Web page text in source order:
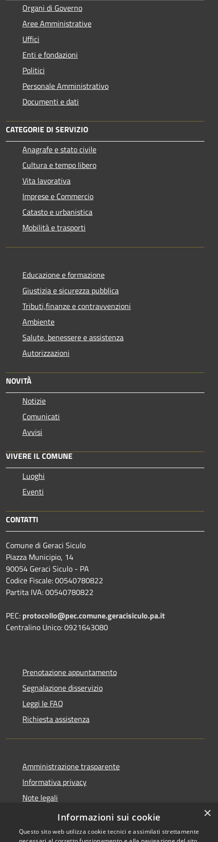
Organi di Governo
Aree Amministrative
Uffici
Enti e fondazioni
Politici
Personale Amministrativo
Documenti e dati
CATEGORIE DI SERVIZIO
Anagrafe e stato civile
Cultura e tempo libero
Vita lavorativa
Imprese e Commercio
Catasto e urbanistica
Mobilità e trasporti
Educazione e formazione
Giustizia e sicurezza pubblica
Tributi,finanze e contravvenzioni
Ambiente
Salute, benessere e assistenza
Autorizzazioni
NOVITÀ
Notizie
Comunicati
Avvisi
VIVERE IL COMUNE
Luoghi
Eventi
CONTATTI
Comune di Geraci Siculo
Piazza Municipio, 14
90054 Geraci Siculo - PA
Codice Fiscale: 00540780822
Partita IVA: 00540780822
PEC: protocollo@pec.comune.geracisiculo.pa.it
Centralino Unico: 0921643080
Prenotazione appuntamento
Segnalazione disservizio
Leggi le FAQ
Richiesta assistenza
Amministrazione trasparente
Informativa privacy
Note legali
Dichiarazione di accessibilità
×
Informazioni sui cookie
Questo sito web utilizza cookie tecnici e assimilati strettamente